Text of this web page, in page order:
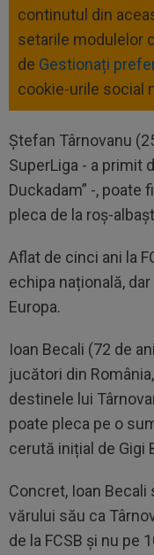
continutul din
setarile modulelor
de Gestionați
cookie-urile social
Ștefan Târnovanu
SuperLiga - a primit
Duckadam” -, poate
pleca de la roș-
Aflat de cinci ani la
echipa națională,
Europa.
Ioan Becali (72 de
jucători din
destinele lui
poate pleca pe o
cerută inițial de Gigi
Concret, Ioan
vărului său ca
de la FCSB și nu pe